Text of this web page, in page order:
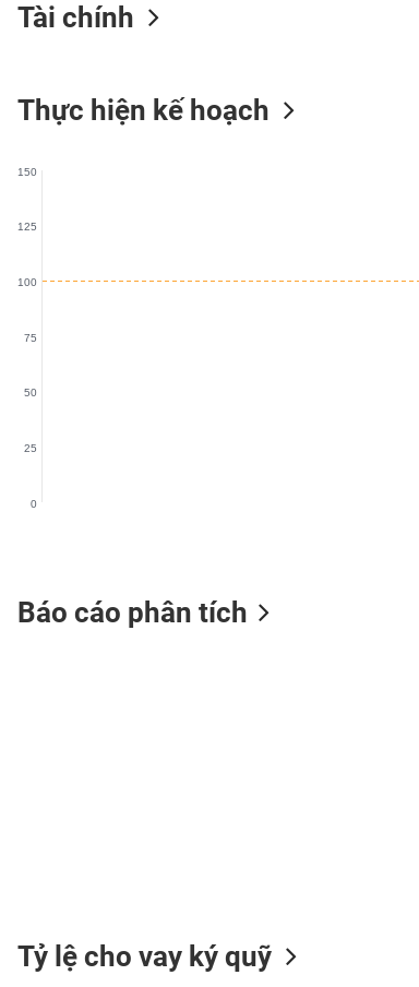
Tài chính
Thực hiện kế hoạch
0
50
100
150
25
75
125
Báo cáo phân tích
Tỷ lệ cho vay ký quỹ
XUẤT
DỮ
TIN
(-)
LIỆU